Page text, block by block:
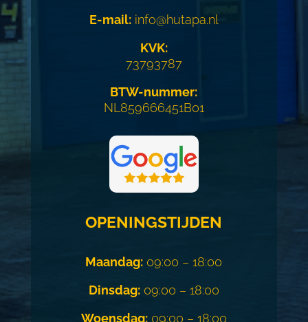
E-mail:info@hutapa.nl
KVK:
73793787
BTW-nummer:
NL859666451B01
OPENINGSTIJDEN
Maandag: 09:00 – 18:00
Dinsdag:09:00 – 18:00
Woensdag:09:00 – 18:00